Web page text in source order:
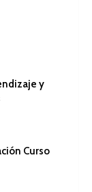
y
Curso